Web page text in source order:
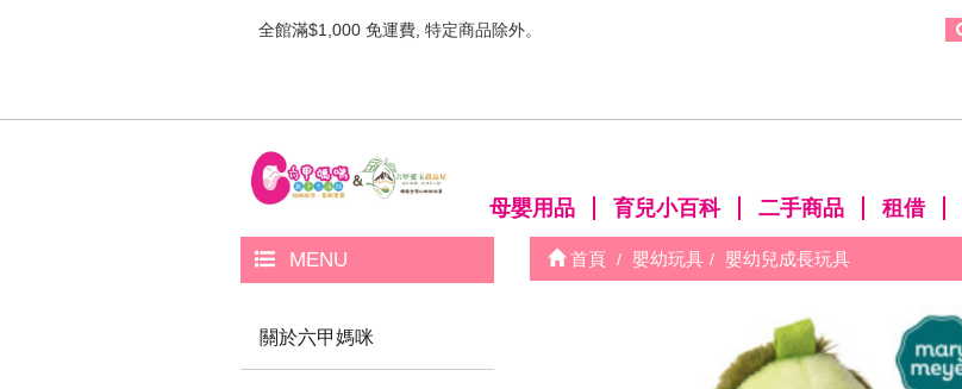
全館滿$1,000 免運費, 特定商品除外。
母嬰用品 育兒小百科 二手商品 租借
MENU
關於六甲媽咪
首頁 嬰幼玩具 嬰幼兒成長玩具